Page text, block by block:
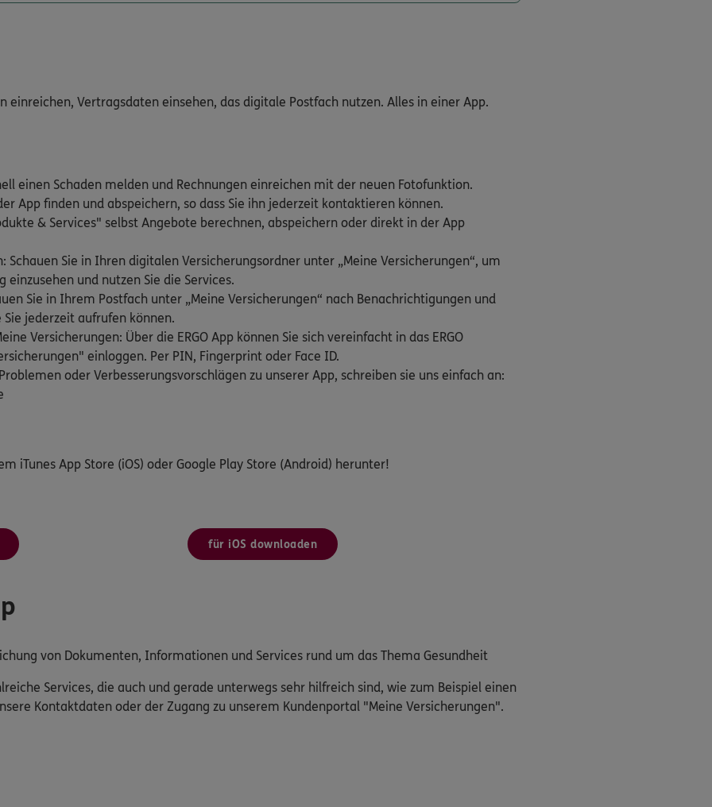
einreichen, Vertragsdaten einsehen, das digitale Postfach nutzen. Alles in einer App.
einen Schaden melden und Rechnungen einreichen mit der neuen Fotofunktion.
App finden und abspeichern, so dass Sie ihn jederzeit kontaktieren können.
& Services" selbst Angebote berechnen, abspeichern oder direkt in der App
Schauen Sie in Ihren digitalen Versicherungsordner unter „Meine Versicherungen“, um
einzusehen und nutzen Sie die Services.
Sie in Ihrem Postfach unter „Meine Versicherungen“ nach Benachrichtigungen und
jederzeit aufrufen können.
Versicherungen: Über die ERGO App können Sie sich vereinfacht in das ERGO
einloggen. Per PIN, Fingerprint oder Face ID.
oder Verbesserungsvorschlägen zu unserer App, schreiben sie uns einfach an:
iTunes App Store (iOS) oder Google Play Store (Android) herunter!
für iOS downloaden
von Dokumenten, Informationen und Services rund um das Thema Gesundheit
Services, die auch und gerade unterwegs sehr hilfreich sind, wie zum Beispiel einen
Kontaktdaten oder der Zugang zu unserem Kundenportal "Meine Versicherungen".